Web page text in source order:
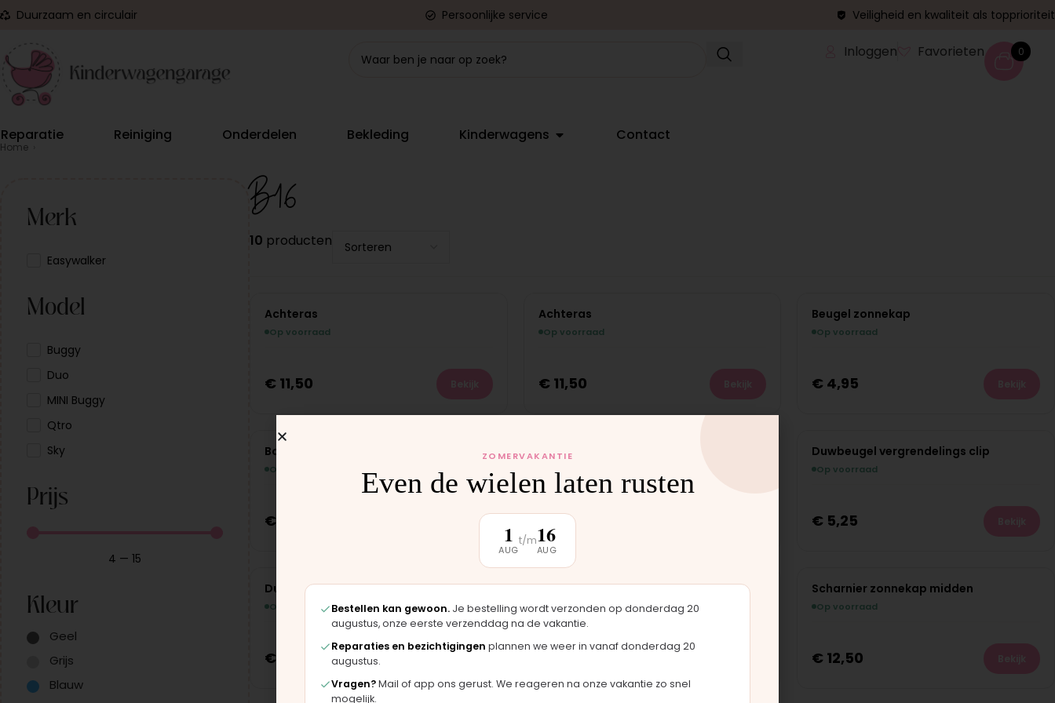
Duurzaam en circulair Persoonlijke service Veiligheid en kwaliteit als topprioriteit
Inloggen Favorieten 0
Reparatie Reiniging Onderdelen Bekleding Kinderwagens Contact
Home
Merk
Easywalker
Model
Buggy
Duo
MINI Buggy
Qtro
Sky
Prijs
4 —15
Kleur
Geel
Grijs
Blauw
B16
10 producten
Achteras
Op voorraad
€ 11,50
Achteras
Op voorraad
€ 11,50
Beugel zonnekap
Op voorraad
€ 4,95
Borgpen voorwielvergrendeling
Op voorraad
€
Clip duwbeugel vergrendeling
5,25
Duwbeugel vergrendelings clip
Op voorraad
€ 5,25
Duwbeugel vergrendelings set
Op voorraad
€
NIEUW
Muggennet
Op voorraad
Scharnier zonnekap midden
Op voorraad
€ 12,50
ZOMERVAKANTIE
Even de wielen laten rusten
1
AUG
t/m16
AUG
Bestellen kan gewoon. Je bestelling wordt verzonden op donderdag 20
augustus, onze eerste verzenddag na de vakantie.
Reparaties en bezichtigingen plannen we weer in vanaf donderdag 20
augustus.
Vragen?Mail of app ons gerust. We reageren na onze vakantie zo snel
mogelijk.